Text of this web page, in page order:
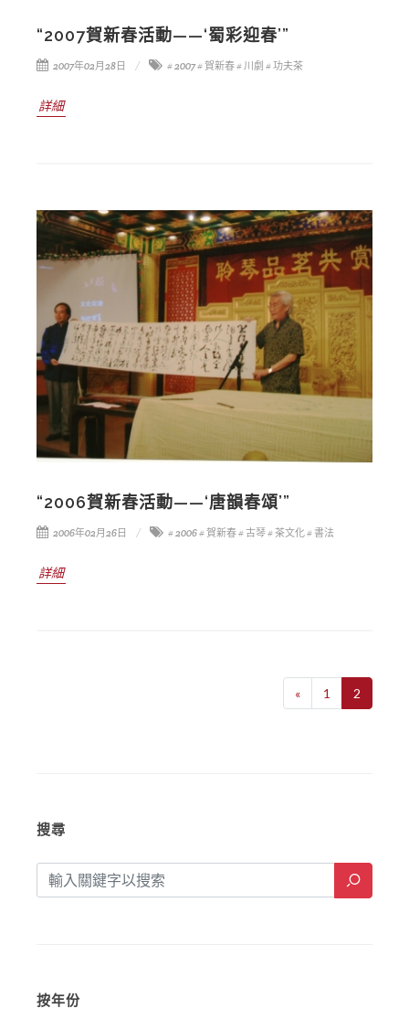
“2007賀新春活動——‘蜀彩迎春’”
2007年02月28日 # 2007# 賀新春# 川劇 # 功夫茶
詳細
“2006賀新春活動——‘唐韻春頌’”
2006年02月26日 # 2006# 賀新春# 古琴# 茶文化# 書法
詳細
« 1 2
搜尋
按年份